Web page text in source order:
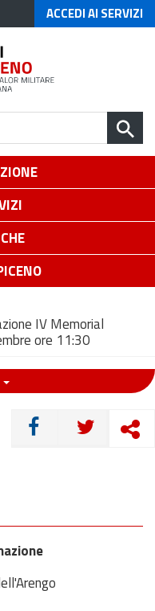
ACCEDI AI SERVIZI
IV Memorial
ore 11:30
CONDIVIDI